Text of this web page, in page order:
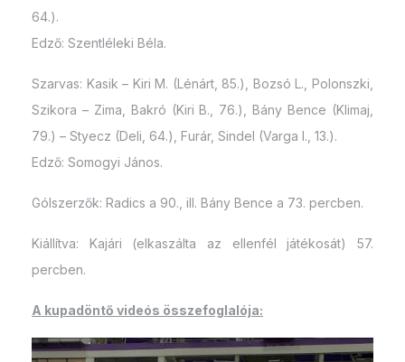
64.).
Edző: Szentléleki Béla.
Szarvas: Kasik – Kiri M. (Lénárt, 85.), Bozsó L., Polonszki,
Szikora – Zima, Bakró (Kiri B., 76.), Bány Bence (Klimaj,
79.) – Styecz (Deli, 64.), Furár, Sindel (Varga I., 13.).
Edző: Somogyi János.
Gólszerzők: Radics a 90., ill. Bány Bence a 73. percben.
Kiállítva: Kajári (elkaszálta az ellenfél játékosát) 57.
percben.
A kupadöntő videós összefoglalója: